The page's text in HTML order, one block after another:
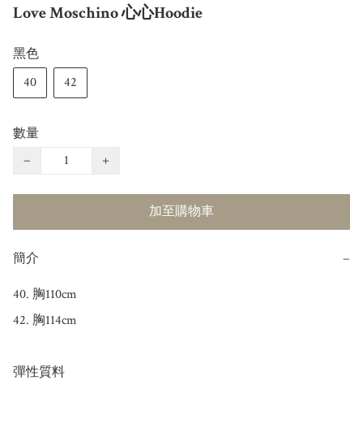
Love Moschino 心心Hoodie
黑色
40
42
數量
−
+
加至購物車
簡介 −
40. 胸110cm
42. 胸114cm
彈性質料